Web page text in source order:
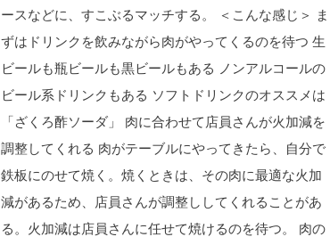
ースなどに、すこぶるマッチする。 ＜こんな感じ＞ ま
ずはドリンクを飲みながら肉がやってくるのを待つ 生
ビールも瓶ビールも黒ビールもある ノンアルコールの
ビール系ドリンクもある ソフトドリンクのオススメは
「ざくろ酢ソーダ」 肉に合わせて店員さんが火加減を
調整してくれる 肉がテーブルにやってきたら、自分で
鉄板にのせて焼く。焼くときは、その肉に最適な火加
減があるため、店員さんが調整ししてくれることがあ
る。火加減は店員さんに任せて焼けるのを待つ。 肉の